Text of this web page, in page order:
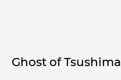
Ghost of Tsushima